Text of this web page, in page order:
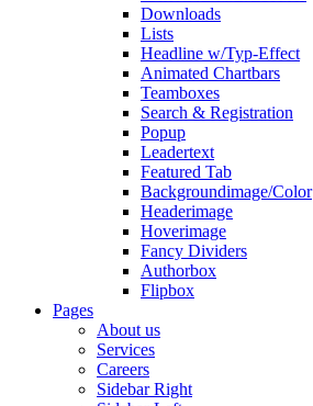
Downloads
Lists
Headline w/Typ-Effect
Animated Chartbars
Teamboxes
Search & Registration
Popup
Leadertext
Featured Tab
Backgroundimage/Color
Headerimage
Hoverimage
Fancy Dividers
Authorbox
Flipbox
Pages
About us
Services
Careers
Sidebar Right